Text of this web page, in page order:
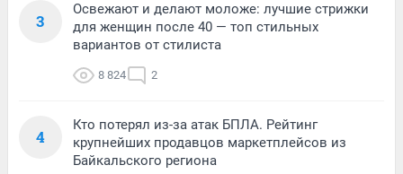
3
Освежают и делают моложе: лучшие стрижки
для женщин после 40 — топ стильных
вариантов от стилиста
8 824 2
4
Кто потерял из-за атак БПЛА. Рейтинг
крупнейших продавцов маркетплейсов из
Байкальского региона